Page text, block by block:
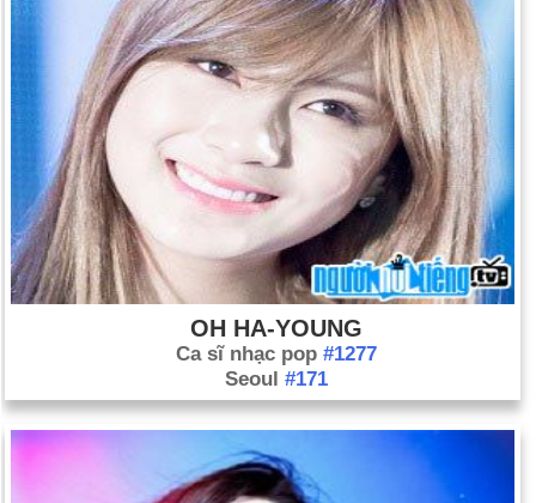
OH HA-YOUNG
Ca sĩ nhạc pop #1277
Seoul #171